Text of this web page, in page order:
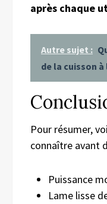
après chaque
Autre sujet :
de la cuisson à
Pour résumer,
connaître avant
Puissance
Lame lisse